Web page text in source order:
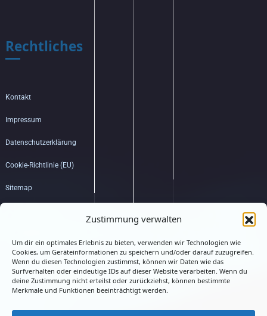
Zustimmung verwalten
Um dir ein optimales Erlebnis zu bieten, verwenden wir Technologien wie
Cookies, um Geräteinformationen zu speichern und/oder darauf zuzugreifen.
Wenn du diesen Technologien zustimmst, können wir Daten wie das
Surfverhalten oder eindeutige IDs auf dieser Website verarbeiten. Wenn du
deine Zustimmung nicht erteilst oder zurückziehst, können bestimmte
Merkmale und Funktionen beeinträchtigt werden.
Rechtliches
Kontakt
Impressum
Datenschutzerklärung
Cookie-Richtlinie (EU)
Sitemap
Hub